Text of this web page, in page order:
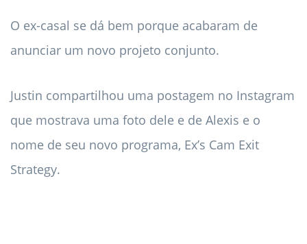
O ex-casal se dá bem porque acabaram de
anunciar um novo projeto conjunto.
Justin compartilhou uma postagem no Instagram
que mostrava uma foto dele e de Alexis e o
nome de seu novo programa, Ex’s Cam Exit
Strategy.